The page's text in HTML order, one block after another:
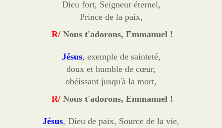
Dieu fort, Seigneur éternel,
Prince de la paix,
R/ Nous t'adorons, Emmanuel !
Jésus, exemple de sainteté,
doux et humble de cœur,
obéissant jusqu'à la mort,
R/ Nous t'adorons, Emmanuel !
Jésus, Dieu de paix, Source de la vie,